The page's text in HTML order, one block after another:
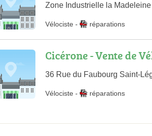
Zone Industrielle la
Vélociste - réparations
Cicérone - Vente de
36 Rue du Faubourg Saint-
Vélociste - réparations